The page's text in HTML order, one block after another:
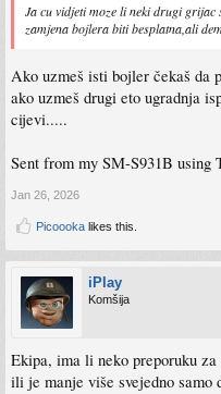
Ja cu vidjeti moze li neki drugi grijac
zamjena bojlera biti besplatna,ali
Ako uzmeš isti bojler čekaš da
ako uzmeš drugi eto ugradnja
cijevi.....
Sent from my SM-S931B using
Jan 26, 2026
Picoooka likes this.
iPlay
Komšija
Ekipa, ima li neko preporuku
ili je manje više svejedno samo